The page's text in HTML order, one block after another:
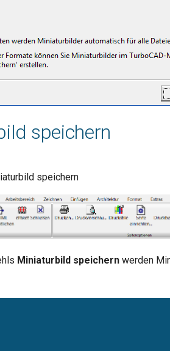
speichern
speichern
Miniaturbild speichern werden